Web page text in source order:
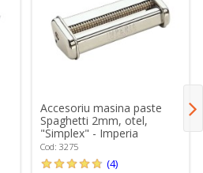
Accesoriu masina paste
Spaghetti 2mm, otel,
"Simplex" - Imperia
Cod: 3275
(4)